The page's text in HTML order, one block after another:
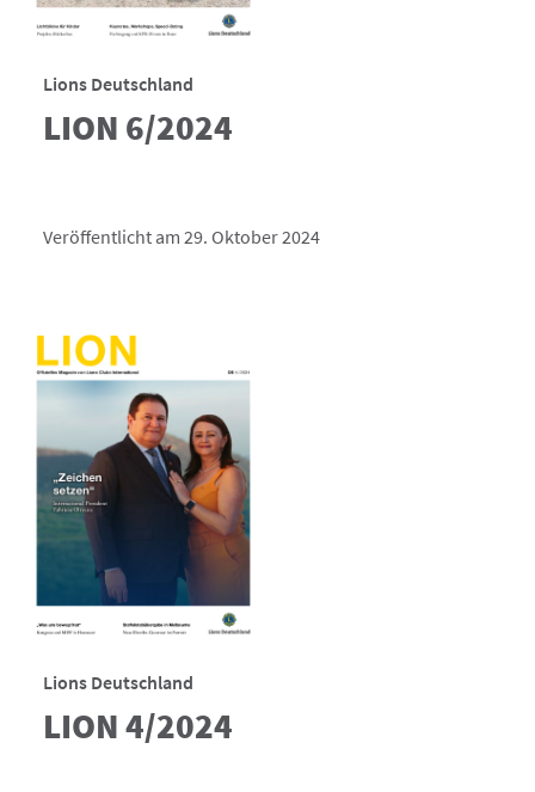
Lions Deutschland
LION 6/2024
Veröffentlicht am 29. Oktober 2024
Lions Deutschland
LION 4/2024